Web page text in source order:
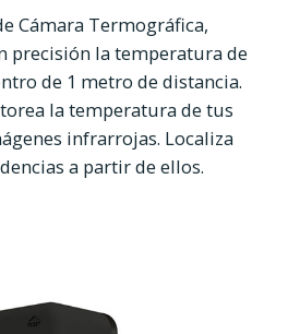
Cámara Termográfica,
precisión la temperatura de
de 1 metro de distancia.
la temperatura de tus
infrarrojas. Localiza
a partir de ellos.